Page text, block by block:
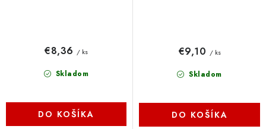
Skladom
€8,36 / ks
DO KOŠÍKA
Skladom
€9,10 / ks
DO KOŠÍKA